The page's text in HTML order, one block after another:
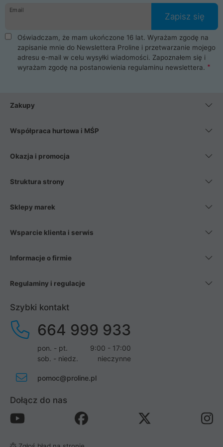
Email
Zapisz się
Oświadczam, że mam ukończone 16 lat. Wyrażam zgodę na
zapisanie mnie do Newslettera Proline i przetwarzanie mojego
adresu e-mail w celu wysyłki wiadomości. Zapoznałem się i
wyrażam zgodę na postanowienia regulaminu newslettera.
Zakupy
Współpraca hurtowa i MŚP
Okazja i promocja
Struktura strony
Sklepy marek
Wsparcie klienta i serwis
Informacje o firmie
Regulaminy i regulacje
Szybki kontakt
664 999 933
pon. - pt.
9:00 - 17:00
sob. - niedz.
nieczynne
pomoc@proline.pl
Dołącz do nas